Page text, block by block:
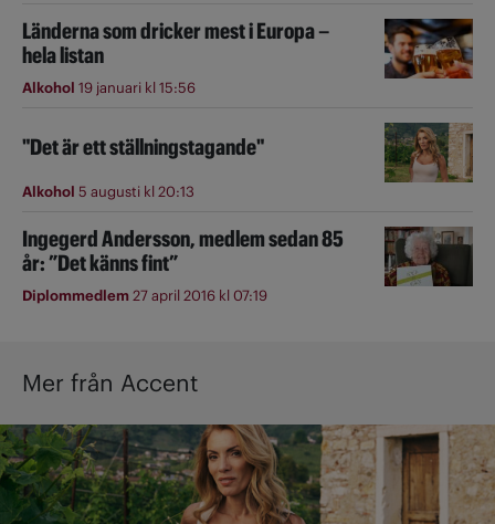
Länderna som dricker mest i Europa –
hela listan
Alkohol 19 januari kl 15:56
"Det är ett ställningstagande"
Alkohol 5 augusti kl 20:13
Ingegerd Andersson, medlem sedan 85
år: ”Det känns fint”
Diplommedlem27 april 2016 kl 07:19
Mer från Accent